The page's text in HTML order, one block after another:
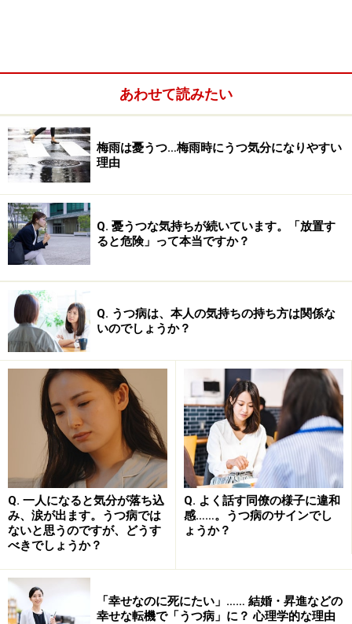
うつ病の前兆……身近な人が気づけるサイン
うつ病のサインには以下のようなものがあります。
すぐに疲れを口にする・常に疲れているように見え
る
これまで好きだったものにも興味を示さない
眠れない・眠りすぎなどを訴える
口数が少なくなる
セックスに興味がなくなる
食欲がなくなる
飲酒、タバコ、コーヒーの量が多くなる
一日のうち、朝方の調子が特に悪そうに見える
うつ病は脳内の神経伝達物質であるセロトニン系の不調
が原因です。自力で治る病気ではなく、抗うつ薬による
治療が必要ですが、治療をすれば比較的簡単によくなり
ます。しかし精神科（神経科）を受診しないで、放って
おくとうつの症状は重くなってしまい、回復までに手間
と時間がかかります。次に、うつを見逃さない為にはど
あわせて読みたい
梅雨は憂うつ…梅雨時にうつ気分になりやすい
理由
Q. 憂うつな気持ちが続いています。「放置す
ると危険」って本当ですか？
Q. うつ病は、本人の気持ちの持ち方は関係な
いのでしょうか？
Q. 一人になると気分が落ち込
み、涙が出ます。うつ病では
ないと思うのですが、どうす
べきでしょうか？
Q. よく話す同僚の様子に違和
感……。うつ病のサインでし
ょうか？
「幸せなのに死にたい」…… 結婚・昇進などの
幸せな転機で「うつ病」に？ 心理学的な理由